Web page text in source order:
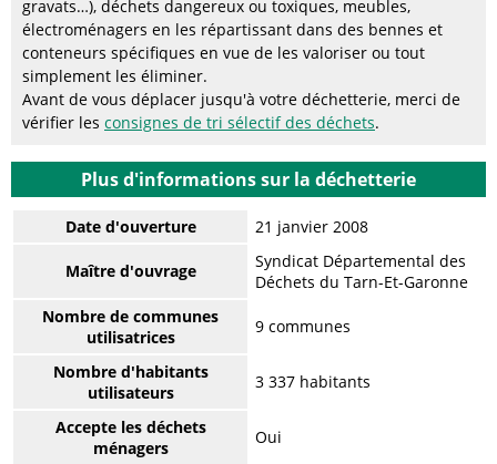
gravats…), déchets dangereux ou toxiques, meubles,
électroménagers en les répartissant dans des bennes et
conteneurs spécifiques en vue de les valoriser ou tout
simplement les éliminer.
Avant de vous déplacer jusqu'à votre déchetterie, merci de
vérifier les consignes de tri sélectif des déchets.
Plus d'informations sur la déchetterie
Date d'ouverture 21 janvier 2008
Maître d'ouvrage
Syndicat Départemental des
Déchets du Tarn-Et-Garonne
Nombre de communes
utilisatrices
9 communes
Nombre d'habitants
utilisateurs
3 337 habitants
Accepte les déchets
ménagers
Oui